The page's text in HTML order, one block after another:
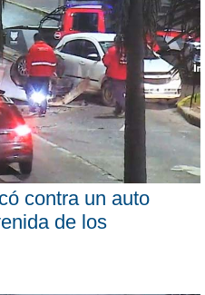
contra un auto
de los